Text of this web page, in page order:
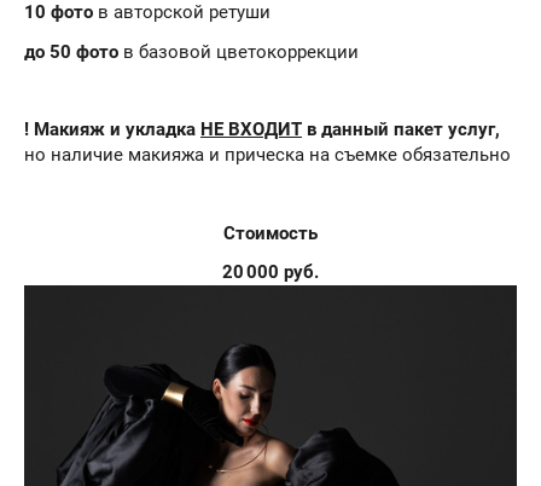
10 фото в авторской ретуши
до 50 фото в базовой цветокоррекции
! Макияж и укладка НЕ ВХОДИТ в данный пакет услуг,
но наличие макияжа и прическа на съемке обязательно
Стоимость
20 000 руб.